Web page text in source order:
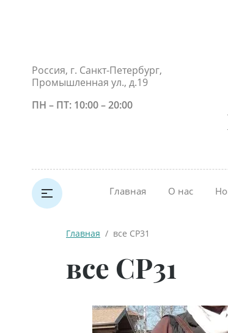
Россия, г. Санкт-Петербург,
Промышленная ул., д.19
ПН – ПТ: 10:00 – 20:00
Главная О нас
Главная
  /  все СР31
все СР31